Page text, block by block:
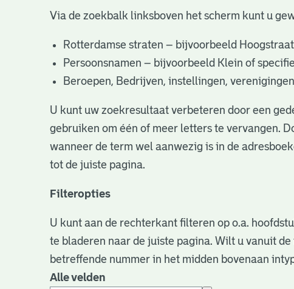
Via de zoekbalk linksboven het scherm kunt u
Rotterdamse straten – bijvoorbeeld Hoogstraat
Persoonsnamen – bijvoorbeeld Klein of
Beroepen, Bedrijven, instellingen,
U kunt uw zoekresultaat verbeteren door een
gebruiken om één of meer letters te vervangen.
wanneer de term wel aanwezig is in de
tot de juiste pagina.
Filteropties
U kunt aan de rechterkant filteren op o.a.
te bladeren naar de juiste pagina. Wilt u vanuit
betreffende nummer in het midden bovenaan
Alle velden